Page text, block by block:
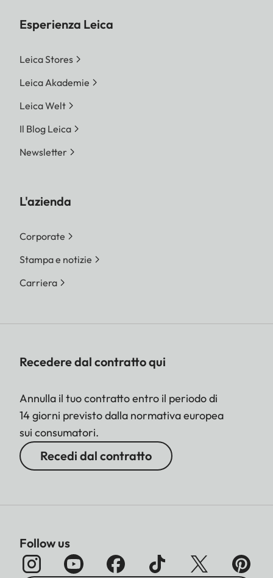
Esperienza Leica
Leica Stores
Leica Akademie
Leica Welt
Il Blog Leica
Newsletter
L'azienda
Corporate
Stampa e notizie
Carriera
Recedere dal contratto qui
Annulla il tuo contratto entro il periodo di
14 giorni previsto dalla normativa europea
sui consumatori.
Recedi dal contratto
Follow us